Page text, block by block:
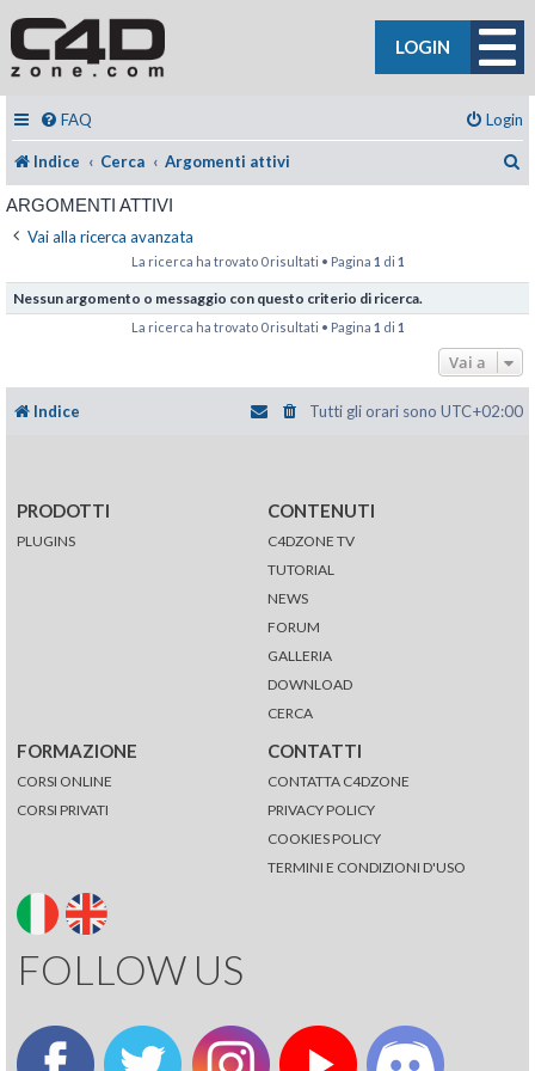
LOGIN
FAQ Login
Indice Cerca Argomenti attivi
ARGOMENTI ATTIVI
Vai alla ricerca avanzata
La ricerca ha trovato 0 risultati • Pagina 1 di 1
Nessun argomento o messaggio con questo criterio di ricerca.
La ricerca ha trovato 0 risultati • Pagina 1 di 1
Vai a
Indice Tutti gli orari sono UTC+02:00
PRODOTTI
PLUGINS
CONTENUTI
C4DZONE TV
TUTORIAL
NEWS
FORUM
GALLERIA
DOWNLOAD
CERCA
FORMAZIONE
CORSI ONLINE
CORSI PRIVATI
CONTATTI
CONTATTA C4DZONE
PRIVACY POLICY
COOKIES POLICY
TERMINI E CONDIZIONI D'USO
FOLLOW US